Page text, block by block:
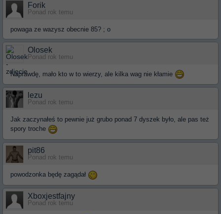
Forik
Ponad rok temu
powaga ze wazysz obecnie 85? ; o
Olosek
Ponad rok temu
Naprawdę, mało kto w to wierzy, ale kilka wag nie kłamie
lezu
Ponad rok temu
Jak zaczynałeś to pewnie już grubo ponad 7 dyszek było, ale pas też
spory troche
pit86
Ponad rok temu
powodzonka będę zagądał
Xboxjestfajny
Ponad rok temu